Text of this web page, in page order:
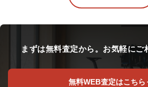
まずは無料査定から。お気軽にご
無料WEB査定はこちら